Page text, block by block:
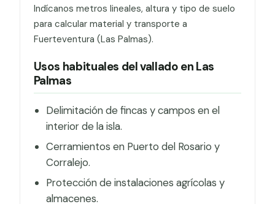
Indícanos metros lineales, altura y tipo de suelo
para calcular material y transporte a
Fuerteventura (Las Palmas).
Usos habituales del vallado en Las
Palmas
Delimitación de fincas y campos en el
interior de la isla.
Cerramientos en Puerto del Rosario y
Corralejo.
Protección de instalaciones agrícolas y
almacenes.